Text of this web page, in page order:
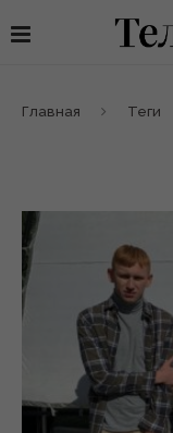
Главная Теги